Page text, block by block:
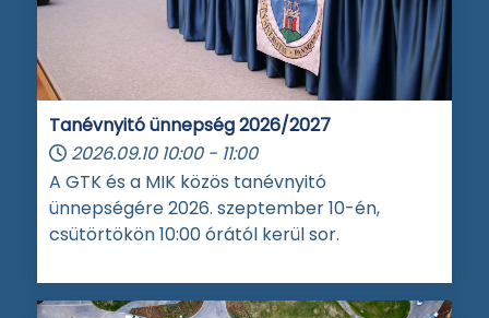
Tanévnyitó ünnepség 2026/2027
2026.09.10 10:00 - 11:00
A GTK és a MIK közös tanévnyitó
ünnepségére 2026. szeptember 10-én,
csütörtökön 10:00 órától kerül sor.